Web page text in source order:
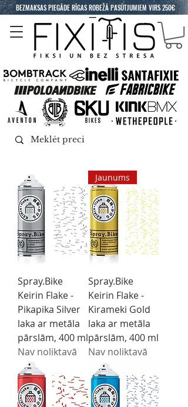
BEZMAKSAS PIEGĀDE RĪGAS ROBEŽĀ PASŪTJUMIEM VIRS 250€
Spray.Bike
Keirin Flake -
Pikapika Silver
laka ar metāla
pārslām, 400 ml
Nav noliktavā
Jaunums
Spray.Bike
Keirin Flake -
Kirameki Gold
laka ar metāla
pārslām, 400 ml
Nav noliktavā